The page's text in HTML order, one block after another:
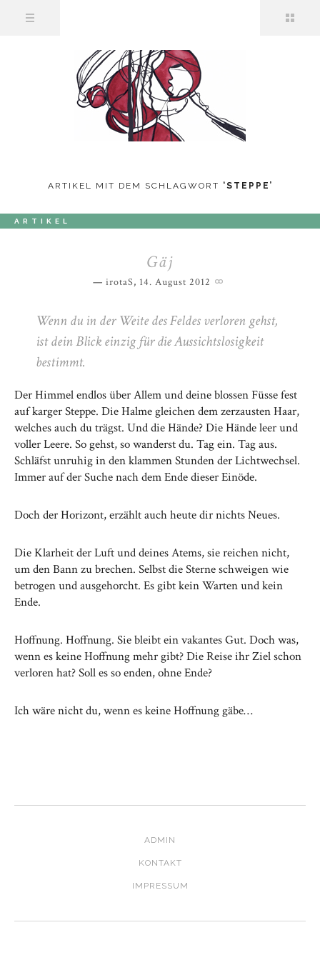
ARTIKEL MIT DEM SCHLAGWORT ‘STEPPE ’
ARTIKEL
Gäj
irotaS, 14. August 2012
Wenn du in der Weite des Feldes verloren gehst,
ist dein Blick einzig für die Aussichtslosigkeit
bestimmt.
Der Himmel endlos über Allem und deine blossen Füsse fest
auf karger Steppe. Die Halme gleichen dem zerzausten Haar,
welches auch du trägst. Und die Hände? Die Hände leer und
voller Leere. So gehst, so wanderst du. Tag ein. Tag aus.
Schläfst unruhig in den klammen Stunden der Lichtwechsel.
Immer auf der Suche nach dem Ende dieser Einöde.
Doch der Horizont, erzählt auch heute dir nichts Neues.
Die Klarheit der Luft und deines Atems, sie reichen nicht,
um den Bann zu brechen. Selbst die Sterne schweigen wie
betrogen und ausgehorcht. Es gibt kein Warten und kein
Ende.
Hoffnung. Hoffnung. Sie bleibt ein vakantes Gut. Doch was,
wenn es keine Hoffnung mehr gibt? Die Reise ihr Ziel schon
verloren hat? Soll es so enden, ohne Ende?
Ich wäre nicht du, wenn es keine Hoffnung gäbe…
ADMIN
KONTAKT
IMPRESSUM